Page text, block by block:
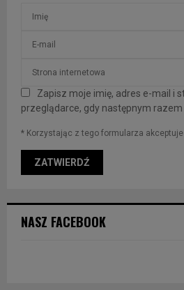
Zapisz moje imię, adres e-mail i
przeglądarce, gdy następnym
* Korzystając z tego formularza
NASZ FACEBOOK